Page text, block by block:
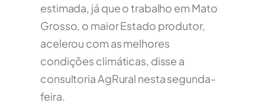
estimada, já que o trabalho em Mato
Grosso, o maior Estado produtor,
acelerou com as melhores
condições climáticas, disse a
consultoria AgRural nesta segunda-
feira.